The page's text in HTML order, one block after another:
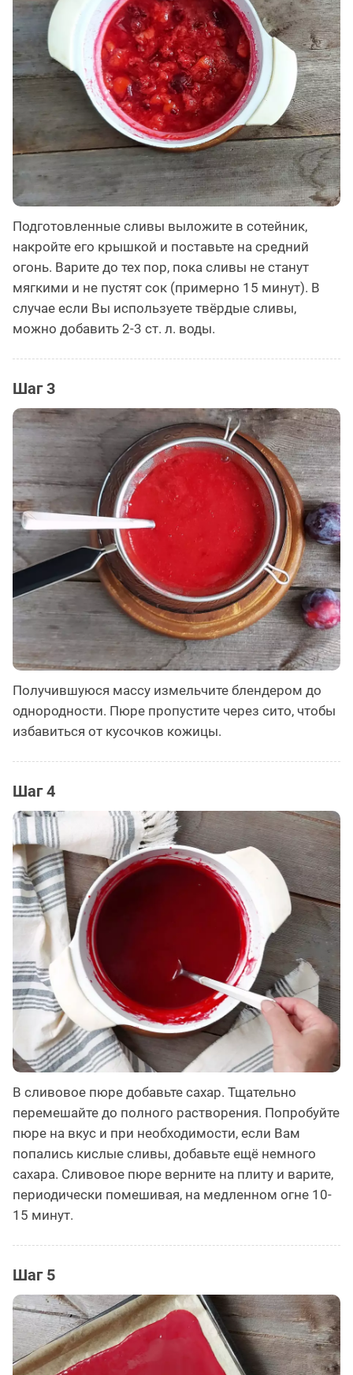
Подготовленные сливы выложите в сотейник,
накройте его крышкой и поставьте на средний
огонь. Варите до тех пор, пока сливы не станут
мягкими и не пустят сок (примерно 15 минут). В
случае если Вы используете твёрдые сливы,
можно добавить 2-3 ст. л. воды.
Шаг 3
Получившуюся массу измельчите блендером до
однородности. Пюре пропустите через сито, чтобы
избавиться от кусочков кожицы.
Шаг 4
В сливовое пюре добавьте сахар. Тщательно
перемешайте до полного растворения. Попробуйте
пюре на вкус и при необходимости, если Вам
попались кислые сливы, добавьте ещё немного
сахара. Сливовое пюре верните на плиту и варите,
периодически помешивая, на медленном огне 10-
15 минут.
Шаг 5